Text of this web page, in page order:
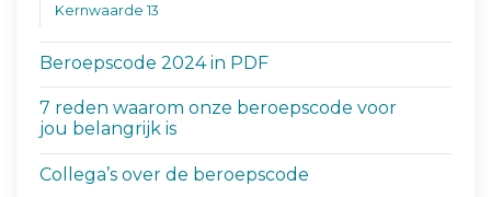
Kernwaarde 13
Beroepscode 2024 in PDF
7 reden waarom onze beroepscode voor
jou belangrijk is
Collega’s over de beroepscode